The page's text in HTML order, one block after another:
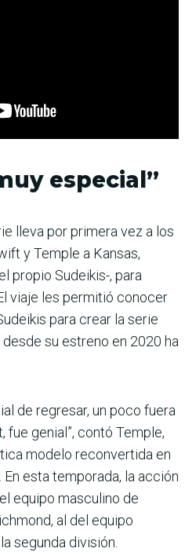
especial”
lleva por primera vez a los
y Temple a Kansas,
propio Sudeikis-, para
viaje les permitió conocer
para crear la serie
su estreno en 2020 ha
de regresar, un poco fuera
fue genial”, contó Temple,
modelo reconvertida en
esta temporada, la acción
equipo masculino de
al del equipo
segunda división.